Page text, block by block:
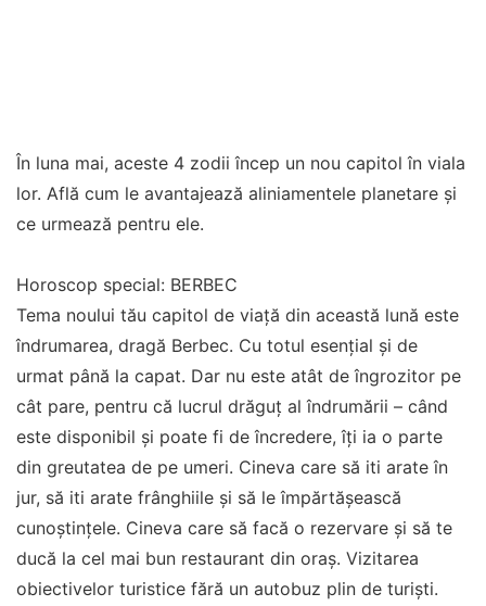
În luna mai, aceste 4 zodii încep un nou capitol în viala
lor. Află cum le avantajează aliniamentele planetare și
ce urmează pentru ele.
Horoscop special: BERBEC
Tema noului tău capitol de viață din această lună este
îndrumarea, dragă Berbec. Cu totul esențial și de
urmat până la capat. Dar nu este atât de îngrozitor pe
cât pare, pentru că lucrul drăguț al îndrumării – când
este disponibil și poate fi de încredere, îți ia o parte
din greutatea de pe umeri. Cineva care să iti arate în
jur, să iti arate frânghiile și să le împărtășească
cunoștințele. Cineva care să facă o rezervare și să te
ducă la cel mai bun restaurant din oraș. Vizitarea
obiectivelor turistice fără un autobuz plin de turiști.